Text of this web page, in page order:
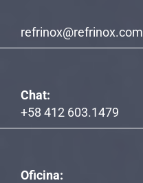
refrinox@refrinox.com
Chat:
+58 412 603.1479
Oficina: